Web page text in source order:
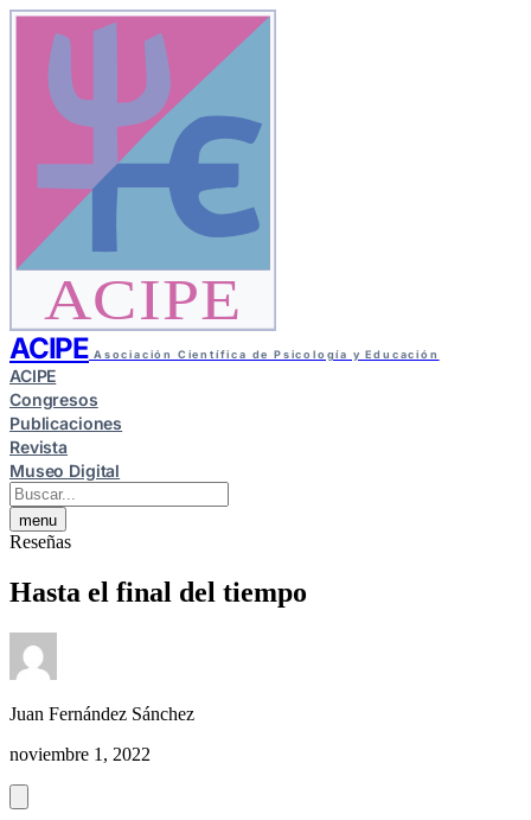
ACIPE
ACIPE Asociación Científica de Psicología y Educación
ACIPE
Congresos
Publicaciones
Revista
Museo Digital
menu
Reseñas
Hasta el final del tiempo
Juan Fernández Sánchez
noviembre 1, 2022